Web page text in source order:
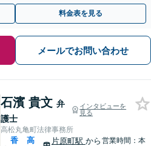
料金表を見る
メールでお問い合わせ
石濱 貴文 弁
護士
インタビューを
見る
高松丸亀町法律事務所
香
高
片原町駅 から 営業時間：本